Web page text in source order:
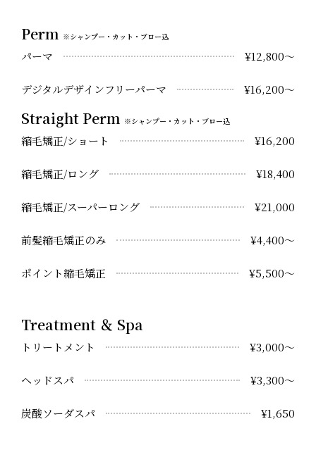
Perm ※シャンプー・カット・ブロー込
パーマ ¥12,800～
デジタルデザインフリーパーマ ¥16,200～
Straight Perm ※シャンプー・カット・ブロー込
縮毛矯正/ショート ¥16,200
縮毛矯正/ロング ¥18,400
縮毛矯正/スーパーロング ¥21,000
前髪縮毛矯正のみ ¥4,400～
ポイント縮毛矯正 ¥5,500～
Treatment ＆ Spa
トリートメント ¥3,000～
ヘッドスパ ¥3,300～
炭酸ソーダスパ ¥1,650